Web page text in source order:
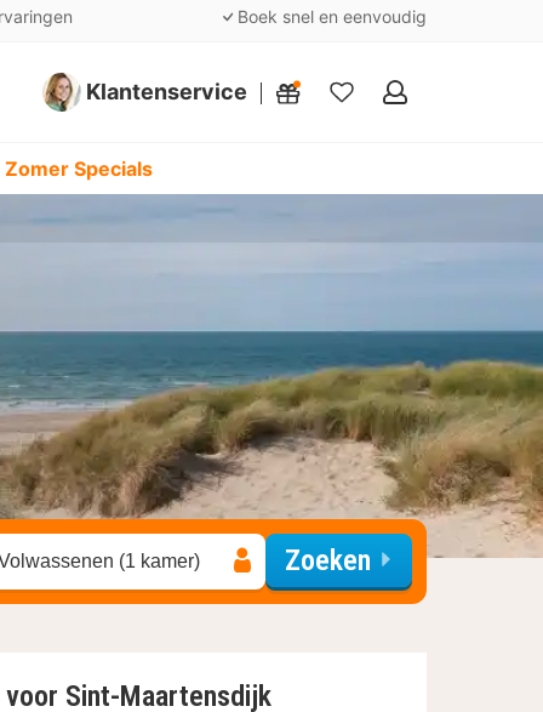
Boek snel en eenvoudig
Klantenservice
Mijn
Specials
(1 kamer) Zoeken
Sint-Maartensdijk